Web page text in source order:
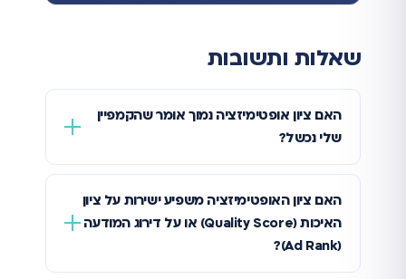
שאלות ותשובות
האם ציון אופטימיזציה נמוך אומר שהקמפיין
שלי נכשל?
האם ציון האופטימיזציה משפיע ישירות על ציון
האיכות (Quality Score) או על דירוג המודעה
(Ad Rank)?